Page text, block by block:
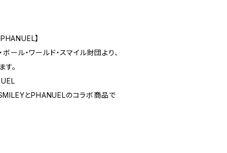
】
ール・ワールド・スマイル財団より、
。
とPHANUELのコラボ商品で